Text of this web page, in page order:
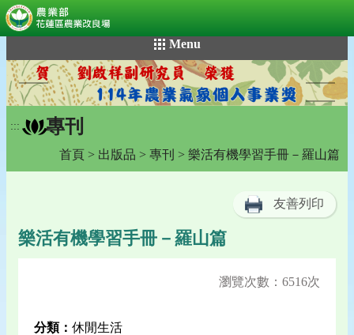
到
主
要
內
容
Menu
::: 專刊
首頁 > 出版品 > 專刊 > 樂活有機學習手冊－羅山篇
友善列印
樂活有機學習手冊－羅山篇
瀏覽次數：6516次
分類： 休閒生活